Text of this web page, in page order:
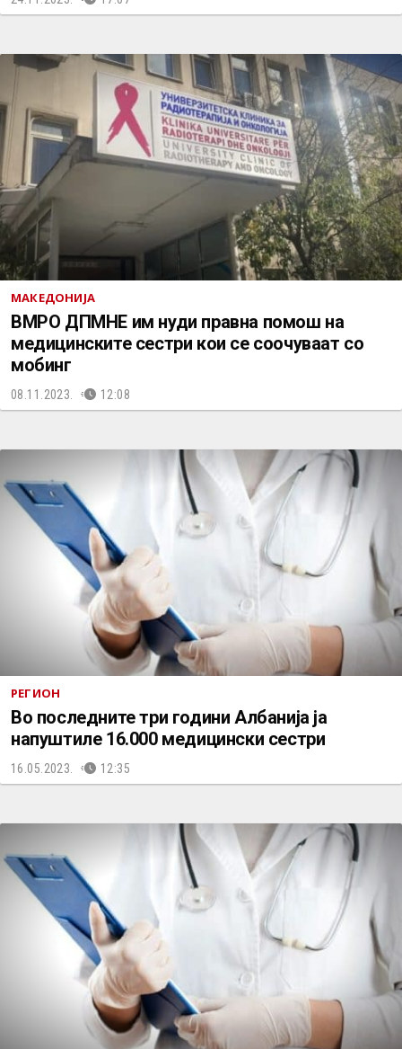
МАКЕДОНИЈА
ВМРО ДПМНЕ им нуди правна помош на
медицинските сестри кои се соочуваат со
мобинг
08.11.2023. 12:08
РЕГИОН
Во последните три години Албанија ја
напуштиле 16.000 медицински сестри
16.05.2023. 12:35